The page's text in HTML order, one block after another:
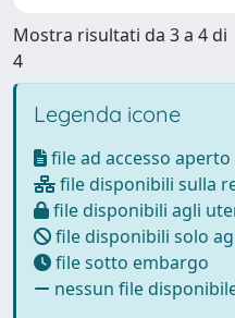
Mostra risultati da 3 a 4 di
4
Legenda icone
file ad accesso aperto
file disponibili sulla
file disponibili agli
file disponibili solo
file sotto embargo
nessun file